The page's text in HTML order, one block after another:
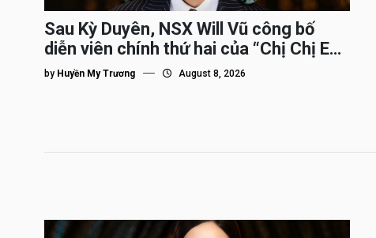
Sau Kỳ Duyên, NSX Will Vũ công bố
diễn viên chính thứ hai của “Chị Chị Em
Em 3″
by Huyền My Trương August 8, 2026